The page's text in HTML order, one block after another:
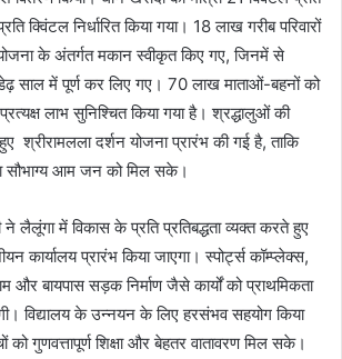
निर्धारित किया गया। 18 लाख गरीब परिवारों
के अंतर्गत मकान स्वीकृत किए गए, जिनमें से
साल में पूर्ण कर लिए गए। 70 लाख माताओं-बहनों को
लाभ सुनिश्चित किया गया है। श्रद्धालुओं की
श्रीरामलला दर्शन योजना प्रारंभ की गई है, ताकि
सौभाग्य आम जन को मिल सके।
में विकास के प्रति प्रतिबद्धता व्यक्त करते हुए
कार्यालय प्रारंभ किया जाएगा। स्पोर्ट्स कॉम्प्लेक्स,
बायपास सड़क निर्माण जैसे कार्यों को प्राथमिकता
विद्यालय के उन्नयन के लिए हरसंभव सहयोग किया
को गुणवत्तापूर्ण शिक्षा और बेहतर वातावरण मिल सके।